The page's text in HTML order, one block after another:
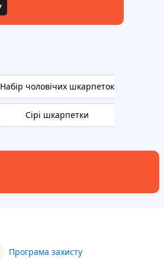
Набір чоловічих шкарпеток
Сірі шкарпетки
Програма захисту